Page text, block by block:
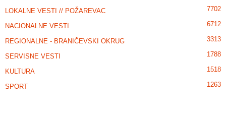
LOKALNE VESTI // POŽAREVAC 7702
NACIONALNE VESTI 6712
REGIONALNE - BRANIČEVSKI OKRUG 3313
SERVISNE VESTI 1788
KULTURA 1518
SPORT 1263